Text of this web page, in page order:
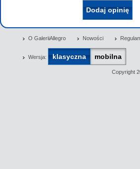
O GaleriiAllegro Nowości
Wersja: klasyczna mobilna
Copyright